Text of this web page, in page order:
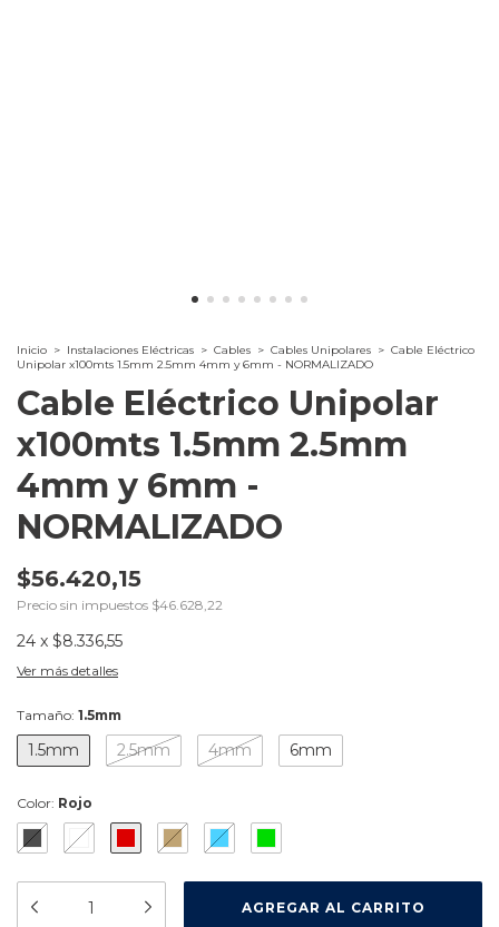
Inicio > Instalaciones Eléctricas > Cables > Cables Unipolares > Cable Eléctrico
Unipolar x100mts 1.5mm 2.5mm 4mm y 6mm - NORMALIZADO
Cable Eléctrico Unipolar
x100mts 1.5mm 2.5mm
4mm y 6mm -
NORMALIZADO
$56.420,15
Precio sin impuestos $46.628,22
24 x $8.336,55
Ver más detalles
Tamaño: 1.5mm
1.5mm 2.5mm 4mm 6mm
Color: Rojo